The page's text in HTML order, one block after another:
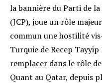
la bannière du Parti de
(JCP), joue un rôle
commun une hostilité
Turquie de Recep
remplacer dans le rôle
Quant au Qatar, depuis